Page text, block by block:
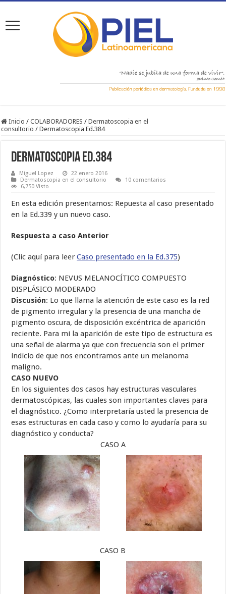
Inicio / COLABORADORES / Dermatoscopia en el
consultorio / Dermatoscopia Ed.384
Dermatoscopia Ed.384
Miguel Lopez
22 enero 2016
Dermatoscopia en el consultorio
10 comentarios
6,750 Visto
En esta edición presentamos: Repuesta al caso presentado
en la Ed.339 y un nuevo caso.
Respuesta a caso Anterior
(Clic aquí para leerCaso presentado en la Ed.375)
Diagnóstico: NEVUS MELANOCÍTICO COMPUESTO
DISPLÁSICO MODERADO
Discusión: Lo que llama la atención de este caso es la red
de pigmento irregular y la presencia de una mancha de
pigmento oscura, de disposición excéntrica de aparición
reciente. Para mi la aparición de este tipo de estructura es
una señal de alarma ya que con frecuencia son el primer
indicio de que nos encontramos ante un melanoma
maligno.
CASO NUEVO
En los siguientes dos casos hay estructuras vasculares
dermatoscópicas, las cuales son importantes claves para
el diagnóstico. ¿Como interpretaría usted la presencia de
esas estructuras en cada caso y como lo ayudaría para su
diagnóstico y conducta?
CASO A
CASO B